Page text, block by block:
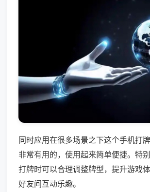
同时应用在很多场景之下这个手机打
非常有用的，使用起来简单便捷。特
打牌时可以合理调整牌型，提升游戏
好友间互动乐趣。